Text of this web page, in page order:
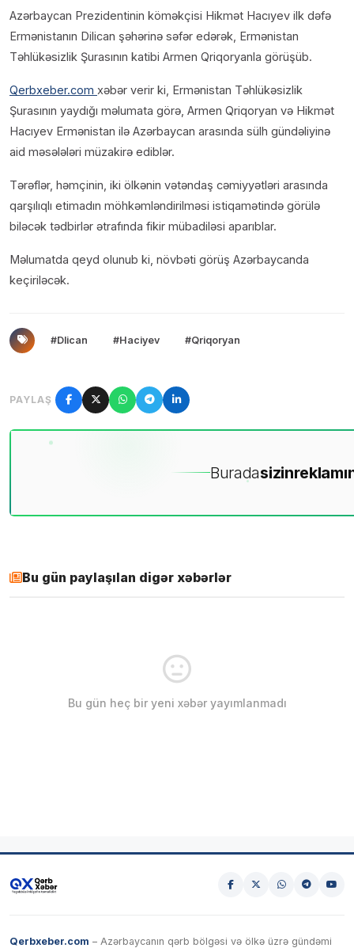
Azərbaycan Prezidentinin köməkçisi Hikmət Hacıyev ilk dəfə
Ermənistanın Dilican şəhərinə səfər edərək, Ermənistan
Təhlükəsizlik Şurasının katibi Armen Qriqoryanla görüşüb.
Qerbxeber.com xəbər verir ki, Ermənistan Təhlükəsizlik
Şurasının yaydığı məlumata görə, Armen Qriqoryan və Hikmət
Hacıyev Ermənistan ilə Azərbaycan arasında sülh gündəliyinə
aid məsələləri müzakirə ediblər.
Tərəflər, həmçinin, iki ölkənin vətəndaş cəmiyyətləri arasında
qarşılıqlı etimadın möhkəmləndirilməsi istiqamətində görülə
biləcək tədbirlər ətrafında fikir mübadiləsi aparıblar.
Məlumatda qeyd olunub ki, növbəti görüş Azərbaycanda
keçiriləcək.
#Dlican #Haciyev #Qriqoryan
PAYLAŞ
Buradasizin
Bu gün paylaşılan digər xəbərlər
Bu gün heç bir yeni xəbər yayımlanmadı
Qerbxeber.com – Azərbaycanın qərb bölgəsi və ölkə üzrə gündəmi